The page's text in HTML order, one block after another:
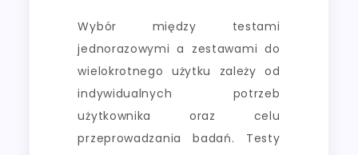
Wybór między testami
jednorazowymi a zestawami do
wielokrotnego użytku zależy od
indywidualnych potrzeb
użytkownika oraz celu
przeprowadzania badań. Testy